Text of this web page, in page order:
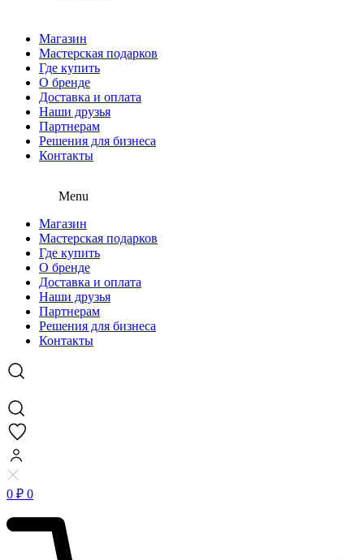
Магазин
Мастерская подарков
Где купить
О бренде
Доставка и оплата
Наши друзья
Партнерам
Решения для бизнеса
Контакты
Menu
Магазин
Мастерская подарков
Где купить
О бренде
Доставка и оплата
Наши друзья
Партнерам
Решения для бизнеса
Контакты
0 ₽ 0